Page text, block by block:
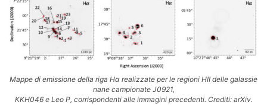
Mappe di emissione della riga Hα realizzate per le regioni HII delle galassie
nane campionate J0921,
KKH046 e Leo P, corrispondenti alle immagini precedenti. Crediti: arXiv.